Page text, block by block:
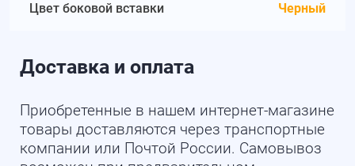
Цвет боковой вставки Черный
Доставка и оплата
Приобретенные в нашем интернет-магазине
товары доставляются через транспортные
компании или Почтой России. Самовывоз